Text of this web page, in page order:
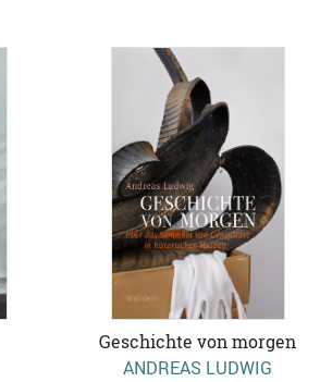
Geschichte von morgen
ANDREAS LUDWIG